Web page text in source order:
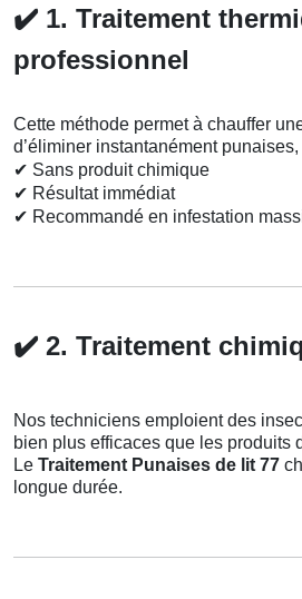
✔️ 1. Traitement
professionnel
Cette méthode permet à chauffer
d’éliminer instantanément
✔ Sans produit chimique
✔ Résultat immédiat
✔ Recommandé en infestation
✔️ 2. Traitement
Nos techniciens emploient des
bien plus efficaces que les produits
Le Traitement Punaises de lit 77
longue durée.